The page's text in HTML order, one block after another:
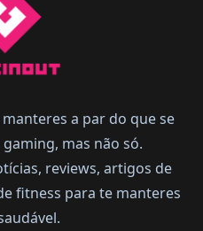
a par do que se
mas não só.
reviews, artigos de
fitness para te manteres